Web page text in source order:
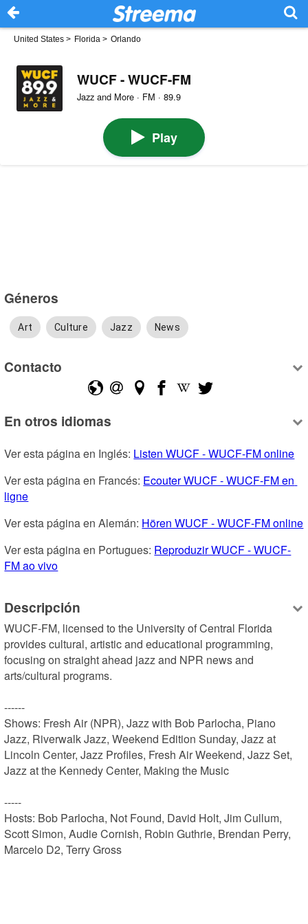
United States > Florida > Orlando
WUCF - WUCF-FM
Jazz and More · FM · 89.9
Play
Géneros
Art Culture Jazz News
Contacto
En otros idiomas
Ver esta página en Inglés: Listen WUCF - WUCF-FM online
Ver esta página en Francés: Ecouter WUCF - WUCF-FM en
ligne
Ver esta página en Alemán: Hören WUCF - WUCF-FM online
Ver esta página en Portugues: Reproduzir WUCF - WUCF-
FM ao vivo
Descripción
WUCF-FM, licensed to the University of Central Florida
provides cultural, artistic and educational programming,
focusing on straight ahead jazz and NPR news and
arts/cultural programs.
------
Shows: Fresh Air (NPR), Jazz with Bob Parlocha, Piano
Jazz, Riverwalk Jazz, Weekend Edition Sunday, Jazz at
Lincoln Center, Jazz Profiles, Fresh Air Weekend, Jazz Set,
Jazz at the Kennedy Center, Making the Music
-----
Hosts: Bob Parlocha, Not Found, David Holt, Jim Cullum,
Scott Simon, Audie Cornish, Robin Guthrie, Brendan Perry,
Marcelo D2, Terry Gross